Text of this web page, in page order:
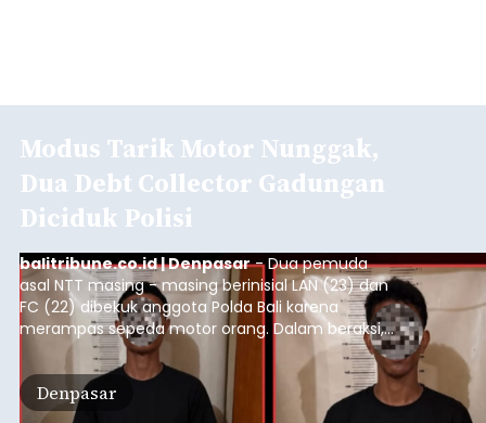
Modus Tarik Motor Nunggak,
Dua Debt Collector Gadungan
Diciduk Polisi
balitribune.co.id | Denpasar- Dua pemuda
asal NTT masing - masing berinisial LAN (23) dan
FC (22) dibekuk anggota Polda Bali karena
merampas sepeda motor orang. Dalam beraksi,
kedua pelaku mengaku sebagai debt collector
digunakan dua pria untuk merampas sepeda
motor milik warga. Bermodal data yang
ditunjukkan melalui telepon seluler, kedua pelaku
Denpasar